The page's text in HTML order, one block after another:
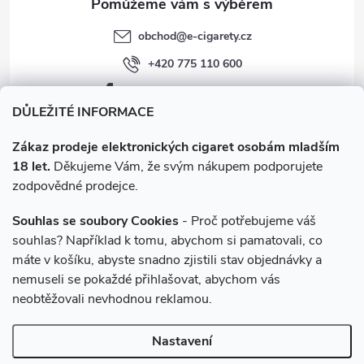
DŮLEŽITÉ INFORMACE
Zákaz prodeje elektronických cigaret osobám mladším
18 let. Děkujeme Vám, že svým nákupem podporujete
zodpovědné prodejce.
Souhlas se soubory Cookies - Proč potřebujeme váš
souhlas? Například k tomu, abychom si pamatovali, co
máte v košíku, abyste snadno zjistili stav objednávky a
nemuseli se pokaždé přihlašovat, abychom vás
neobtěžovali nevhodnou reklamou.
Nastavení
obchod@e-cigarety.cz
+420 775 110 600
facebook.com/e-cigarety.cz
Instagram
e-cigarety.cz. Všechna práva vyhrazena.
nastavení cookies